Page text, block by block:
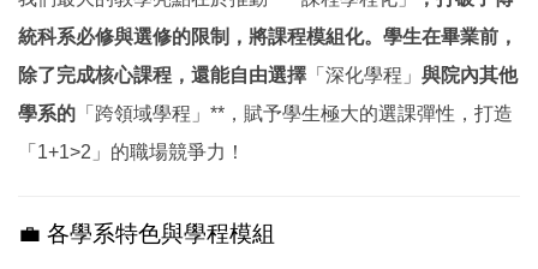
統科系必修與選修的限制，將課程模組化。學生在畢業前，
除了完成核心課程，還能自由選擇 「深化學程」 與院內其他
學系的 「跨領域學程」**，賦予學生極大的選課彈性，打造
「1+1>2」的職場競爭力！
💼 各學系特色與學程模組